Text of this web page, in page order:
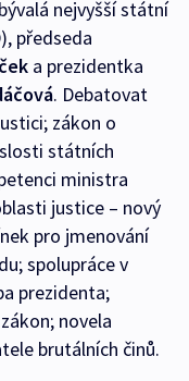
nejvyšší státní
předseda
a prezidentka
. Debatovat
zákon o
státních
ministra
justice – nový
pro jmenování
spolupráce v
prezidenta;
novela
brutálních činů.